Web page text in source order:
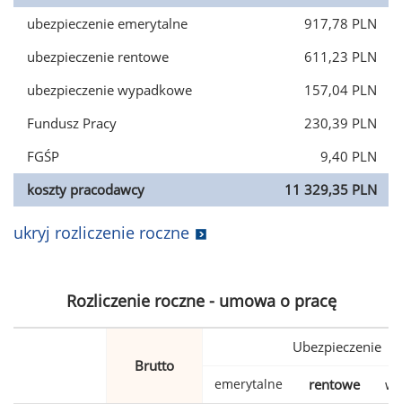
ubezpieczenie emerytalne
917,78 PLN
ubezpieczenie rentowe
611,23 PLN
ubezpieczenie wypadkowe
157,04 PLN
Fundusz Pracy
230,39 PLN
FGŚP
9,40 PLN
koszty pracodawcy
11 329,35 PLN
ukryj rozliczenie roczne
Rozliczenie roczne - umowa o pracę
Brutto
Ubezpieczenie
emerytalne rentowe